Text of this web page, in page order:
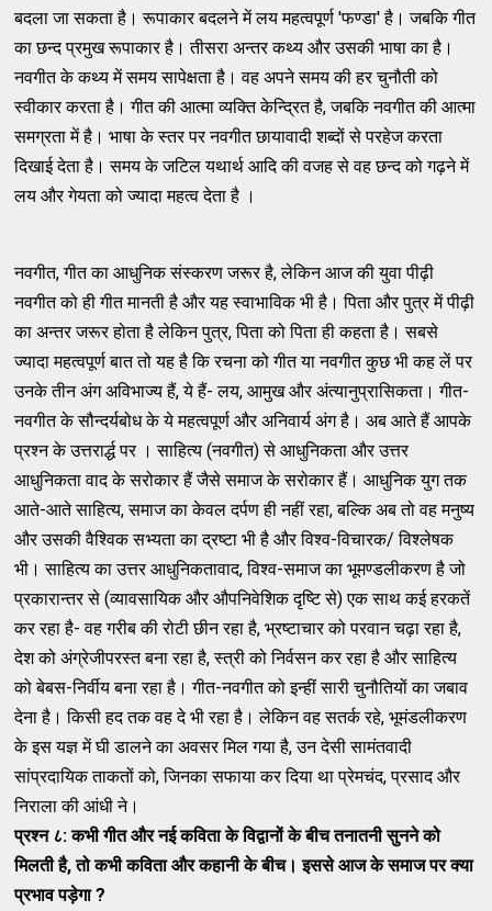
बदला जा सकता है। रूपाकार बदलने में लय महत्वपूर्ण 'फण्डा' है। जबकि गीत
का छन्द प्रमुख रूपाकार है। तीसरा अन्तर कथ्य और उसकी भाषा का है।
नवगीत के कथ्य में समय सापेक्षता है। वह अपने समय की हर चुनौती को
स्वीकार करता है। गीत की आत्मा व्यक्ति केन्द्रित है, जबकि नवगीत की आत्मा
समग्रता में है। भाषा के स्तर पर नवगीत छायावादी शब्दों से परहेज करता
दिखाई देता है। समय के जटिल यथार्थ आदि की वजह से वह छन्द को गढ़ने में
लय और गेयता को ज्यादा महत्व देता है ।
नवगीत, गीत का आधुनिक संस्करण जरूर है, लेकिन आज की युवा पीढ़ी
नवगीत को ही गीत मानती है और यह स्वाभाविक भी है। पिता और पुत्र में पीढ़ी
का अन्तर जरूर होता है लेकिन पुत्र, पिता को पिता ही कहता है। सबसे
ज्यादा महत्वपूर्ण बात तो यह है कि रचना को गीत या नवगीत कुछ भी कह लें पर
उनके तीन अंग अविभाज्य हैं, ये हैं- लय, आमुख और अंत्यानुप्रासिकता। गीत-
नवगीत के सौन्दर्यबोध के ये महत्वपूर्ण और अनिवार्य अंग है। अब आते हैं आपके
प्रश्न के उत्तरार्द्ध पर । साहित्य (नवगीत) से आधुनिकता और उत्तर
आधुनिकता वाद के सरोकार हैं जैसे समाज के सरोकार हैं। आधुनिक युग तक
आते-आते साहित्य, समाज का केवल दर्पण ही नहीं रहा, बल्कि अब तो वह मनुष्य
और उसकी वैश्विक सभ्यता का द्रष्टा भी है और विश्व-विचारक/ विश्लेषक
भी। साहित्य का उत्तर आधुनिकतावाद, विश्व-समाज का भूमण्डलीकरण है जो
प्रकारान्तर से (व्यावसायिक और औपनिवेशिक दृष्टि से) एक साथ कई हरकतें
कर रहा है- वह गरीब की रोटी छीन रहा है, भ्रष्टाचार को परवान चढ़ा रहा है,
देश को अंग्रेजीपरस्त बना रहा है, स्त्री को निर्वसन कर रहा है और साहित्य
को बेबस-निर्वीय बना रहा है। गीत-नवगीत को इन्हीं सारी चुनौतियों का जबाव
देना है। किसी हद तक वह दे भी रहा है। लेकिन वह सतर्क रहे, भूमंडलीकरण
के इस यज्ञ में घी डालने का अवसर मिल गया है, उन देसी सामंतवादी
सांप्रदायिक ताकतों को, जिनका सफाया कर दिया था प्रेमचंद, प्रसाद और
निराला की आंधी ने।
प्रश्न ८: कभी गीत और नई कविता के विद्वानों के बीच तनातनी सुनने को
मिलती है,तो कभी कविता और कहानी के बीच। इससे आज के समाज पर क्या
प्रभाव पड़ेगा?